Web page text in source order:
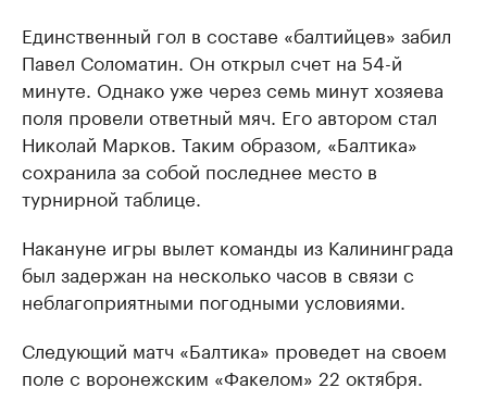
Единственный гол в составе «балтийцев» забил
Павел Соломатин. Он открыл счет на 54-й
минуте. Однако уже через семь минут хозяева
поля провели ответный мяч. Его автором стал
Николай Марков. Таким образом, «Балтика»
сохранила за собой последнее место в
турнирной таблице.
Накануне игры вылет команды из Калининграда
был задержан на несколько часов в связи с
неблагоприятными погодными условиями.
Следующий матч «Балтика» проведет на своем
поле с воронежским «Факелом» 22 октября.